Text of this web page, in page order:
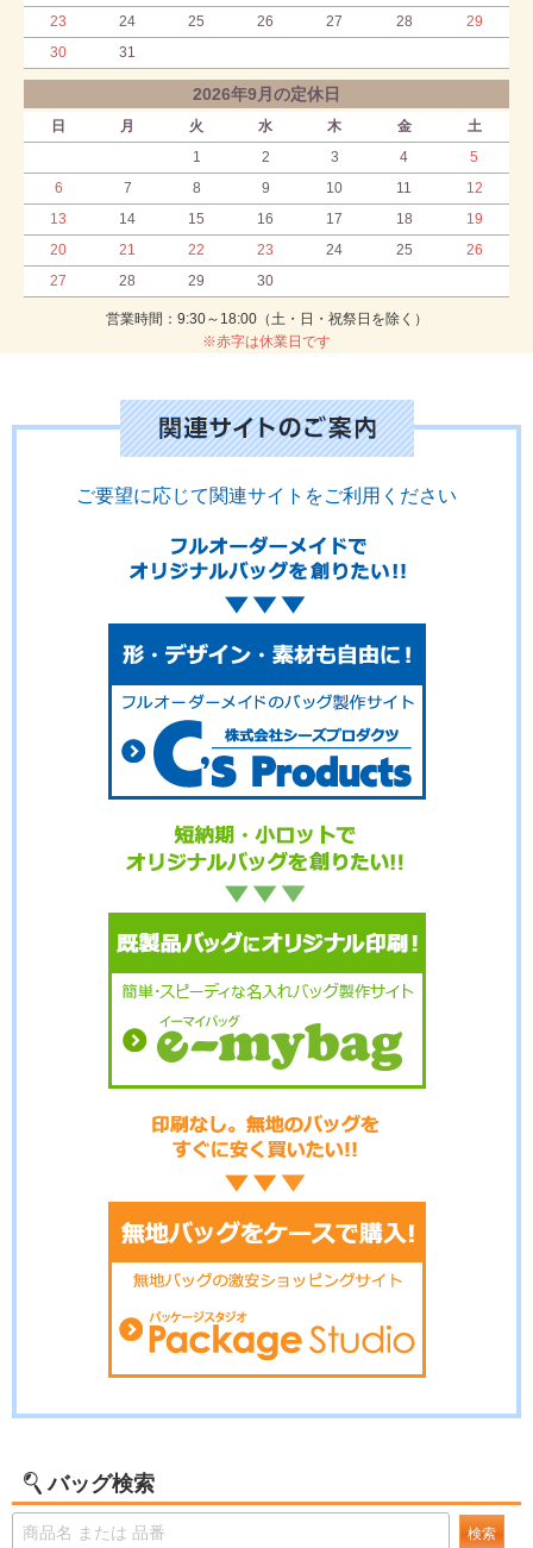
23
24 25 26 27 28
29
30
31
2026年9月の定休日
日 月 火 水 木 金
土
1
2 3 4
5
6
7 8 9 10 11
12
13
14 15 16 17 18
19
20
21 22 23 24 25
26
27
28 29 30
営業時間：9:30～18:00（土・日・祝祭日を除く）
※赤字は休業日です
ご要望に応じて関連サイトをご利用ください
バッグ検索
検索